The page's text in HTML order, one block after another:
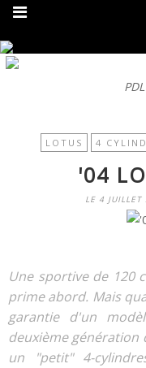
LOTUS 4
'04
LE 4 JUILLET
Une sportive de 120
prime abord. Mais
garantie d'un
deuxième génération
un "petit" 4-